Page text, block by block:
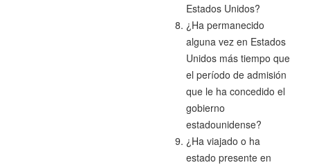
Estados Unidos?
¿Ha permanecido
alguna vez en Estados
Unidos más tiempo que
el período de admisión
que le ha concedido el
gobierno
estadounidense?
¿Ha viajado o ha
estado presente en